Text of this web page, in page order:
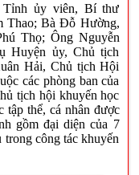
Tỉnh ủy viên, Bí thư
Thao; Bà Đỗ Hường,
Thọ; Ông Nguyễn
Huyện ủy, Chủ tịch
Hải, Chủ tịch Hội
các phòng ban của
tịch hội khuyến học
tập thể, cá nhân được
gồm đại diện của 7
công tác khuyến